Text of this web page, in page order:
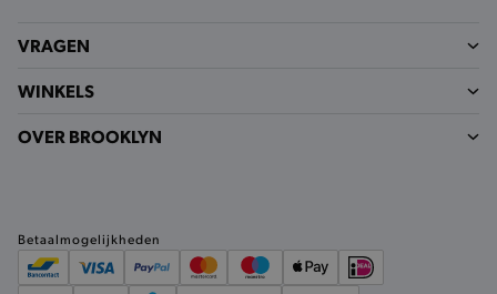
VRAGEN
WINKELS
OVER BROOKLYN
Betaalmogelijkheden